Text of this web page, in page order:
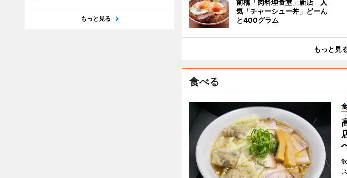
前橋「肉料理食堂」新店 人
気「チャーシュー丼」どーん
と400グラム
もっと見
食べる
もっと見る